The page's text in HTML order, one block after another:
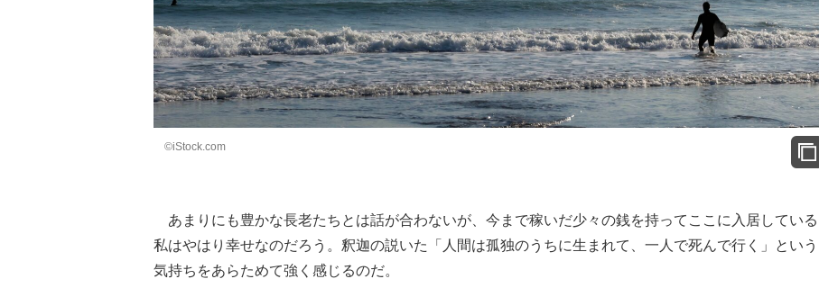
©iStock.com
あまりにも豊かな長老たちとは話が合わないが、今まで稼いだ少々の銭を持ってここに入居している
私はやはり幸せなのだろう。釈迦の説いた「人間は孤独のうちに生まれて、一人で死んで行く」という
気持ちをあらためて強く感じるのだ。